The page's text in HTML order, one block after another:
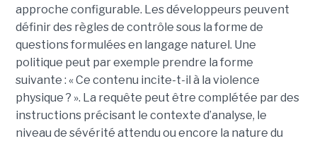
approche configurable. Les développeurs peuvent
définir des règles de contrôle sous la forme de
questions formulées en langage naturel. Une
politique peut par exemple prendre la forme
suivante : « Ce contenu incite-t-il à la violence
physique ? ». La requête peut être complétée par des
instructions précisant le contexte d’analyse, le
niveau de sévérité attendu ou encore la nature du